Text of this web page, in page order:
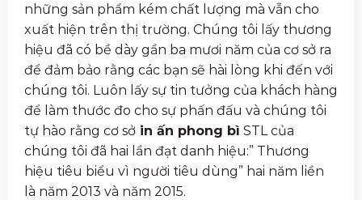
những sản phẩm kém chất lượng mà vẫn cho
xuất hiện trên thị trường. Chúng tôi lấy thương
hiệu đã có bề dày gần ba mươi năm của cơ sở ra
để đảm bảo rằng các bạn sẽ hài lòng khi đến với
chúng tôi. Luôn lấy sự tin tưởng của khách hàng
để làm thước đo cho sự phấn đấu và chúng tôi
tự hào rằng cơ sở in ấn phong bì STL của
chúng tôi đã hai lần đạt danh hiệu:” Thương
hiệu tiêu biểu vì người tiêu dùng” hai năm liền
là năm 2013 và năm 2015.